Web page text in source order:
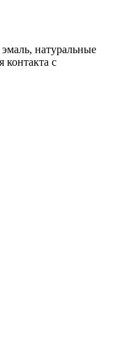
натуральные
контакта с